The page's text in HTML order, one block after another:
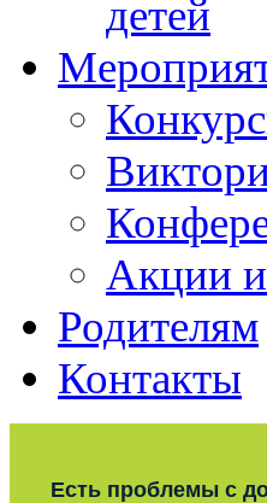
детей
Акции
Родителям
Контакты
Есть проблемы с